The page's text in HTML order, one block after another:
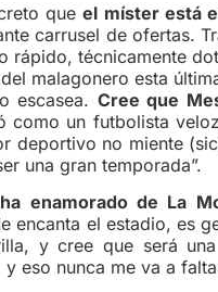
queel míster está
carrusel de ofertas.
rápido, técnicamente
malagonero esta
escasea. Cree que
como un futbolista
deportivo no miente
una gran temporada”.
enamorado de La
encanta el estadio, es
y cree que será
eso nunca me va a